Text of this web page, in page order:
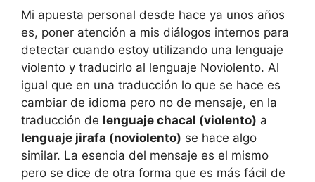
Mi apuesta personal desde hace ya unos años
es, poner atención a mis diálogos internos para
detectar cuando estoy utilizando una lenguaje
violento y traducirlo al lenguaje Noviolento. Al
igual que en una traducción lo que se hace es
cambiar de idioma pero no de mensaje, en la
traducción de lenguaje chacal (violento) a
lenguaje jirafa (noviolento) se hace algo
similar. La esencia del mensaje es el mismo
pero se dice de otra forma que es más fácil de